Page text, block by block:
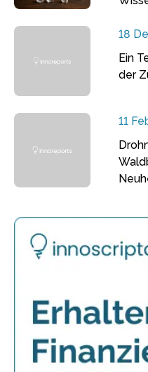
18
Ein
der
11